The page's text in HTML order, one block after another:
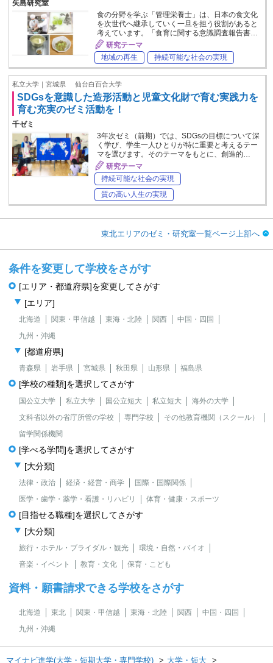
矢島研究室
食の分野を学ぶ「管理栄養士」は、日本の食文化
を次世代へ継承していく一旦を担う役割があると
考えています。「食育に関する意識調査報告書…
研究テーマ
地域の再生
持続可能な社会の実現
私立大学｜宮城県 仙台白百合大学
SDGsを意識した造形活動と児童文化財で育む実践力を
育む充実のゼミ活動を！
千ゼミ
3年次ゼミ（前期）では、SDGsの目標について深
く学び、学生一人ひとりが特に重要と考えるテー
マを選びます。そのテーマをもとに、創造的…
研究テーマ
持続可能な社会の実現
質の高い人生の実現
東北エリアのゼミ・研究室一覧ページ上部へ
条件を変更して学校をさがす
[エリア・都道府県]を変更してさがす
[エリア]
北海道 関東・甲信越 東海・北陸 関西
中国・四国
九州・沖縄
[都道府県]
青森県 岩手県 宮城県 秋田県 山形県 福島県
[学校の種類]を選択してさがす
国公立大学 私立大学 国公立短大 私立短大
海外の大学
文科省以外の省庁所管の学校
専門学校
その他教育機関（スクール）
留学関係機関
[学べる学問]を選択してさがす
[大分類]
法律・政治 経済・経営・商学
国際・国際関係
医学・歯学・薬学・看護・リハビリ
体育・健康・スポーツ
[目指せる職種]を選択してさがす
[大分類]
旅行・ホテル・ブライダル・観光
環境・自然・バイオ
音楽・イベント
教育・文化 保育・こども
資料・願書請求できる学校をさがす
北海道 東北 関東・甲信越 東海・北陸 関西
中国・四国
九州・沖縄
マイナビ進学(大学・短期大学・専門学校) 大学・短大